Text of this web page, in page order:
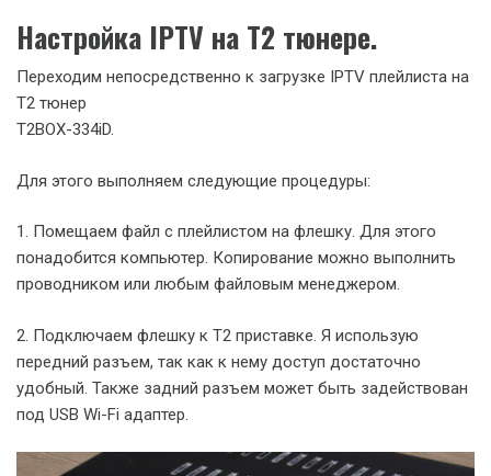
Настройка IPTV на Т2 тюнере.
Переходим непосредственно к загрузке IPTV плейлиста на
Т2 тюнер
T2BOX-334iD.
Для этого выполняем следующие процедуры:
1. Помещаем файл с плейлистом на флешку. Для этого
понадобится компьютер. Копирование можно выполнить
проводником или любым файловым менеджером.
2. Подключаем флешку к Т2 приставке. Я использую
передний разъем, так как к нему доступ достаточно
удобный. Также задний разъем может быть задействован
под USB Wi-Fi адаптер.